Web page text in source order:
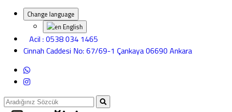
Change language
English
Acil : 0538 034 1465
Cinnah Caddesi No: 67/69-1 Çankaya 06690 Ankara